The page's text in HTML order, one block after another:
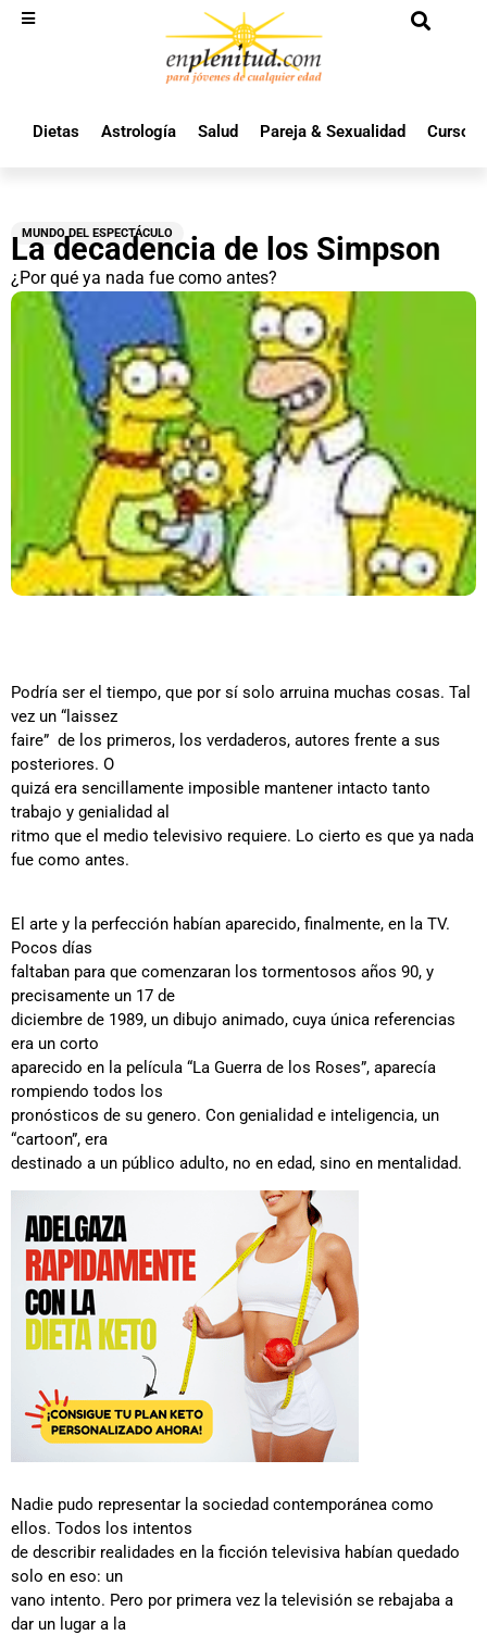
Dietas Astrología Salud Pareja & Sexualidad Cursos
MUNDO DEL ESPECTÁCULO
La decadencia de los Simpson
¿Por qué ya nada fue como antes?
Podría ser el tiempo, que por sí solo arruina muchas cosas. Tal
vez un “laissez
faire” de los primeros, los verdaderos, autores frente a sus
posteriores. O
quizá era sencillamente imposible mantener intacto tanto
trabajo y genialidad al
ritmo que el medio televisivo requiere. Lo cierto es que ya nada
fue como antes.
El arte y la perfección habían aparecido, finalmente, en la TV.
Pocos días
faltaban para que comenzaran los tormentosos años 90, y
precisamente un 17 de
diciembre de 1989, un dibujo animado, cuya única referencias
era un corto
aparecido en la película “La Guerra de los Roses”, aparecía
rompiendo todos los
pronósticos de su genero. Con genialidad e inteligencia, un
“cartoon”, era
destinado a un público adulto, no en edad, sino en mentalidad.
Nadie pudo representar la sociedad contemporánea como
ellos. Todos los intentos
de describir realidades en la ficción televisiva habían quedado
solo en eso: un
vano intento. Pero por primera vez la televisión se rebajaba a
dar un lugar a la